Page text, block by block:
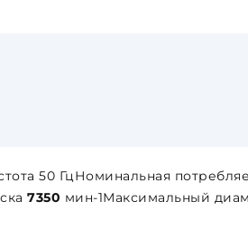
50 ГцНоминальная
7350 мин-1Максимальный